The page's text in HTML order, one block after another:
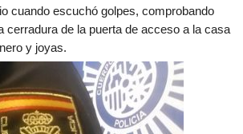
cuando escuchó golpes, comprobando
cerradura de la puerta de acceso a la casa
y joyas.